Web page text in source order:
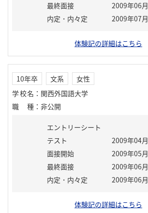
最終面接
2009年06月
内定・内々定
2009年07月
体験記の詳細はこちら
10年卒 文系
女性
学校名 ： 関西外国語大学
職種 ： 非公開
エントリーシート
テスト
2009年04月
面接開始
2009年05月
最終面接
2009年06月
内定・内々定
2009年06月
体験記の詳細はこちら